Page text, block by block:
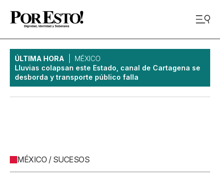
ÚLTIMA HORA
MÉXICO
Lluvias colapsan este Estado, canal de Cartagena se
desborda y transporte público falla
MÉXICO / SUCESOS